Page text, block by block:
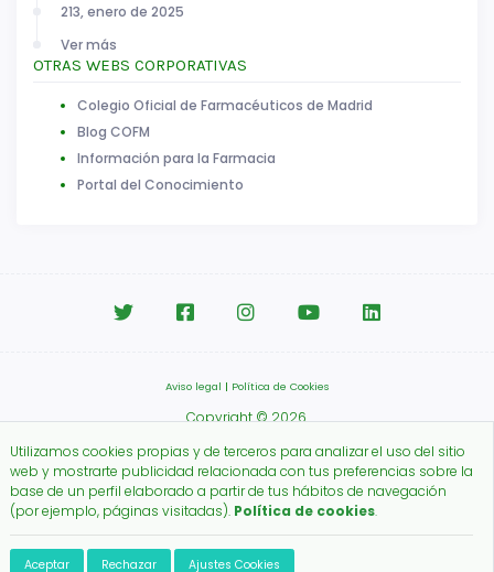
213, enero de 2025
Ver más
OTRAS WEBS CORPORATIVAS
Colegio Oficial de Farmacéuticos de Madrid
Blog COFM
Información para la Farmacia
Portal del Conocimiento
Aviso legal | Política de Cookies
Copyright © 2026.
Utilizamos cookies propias y de terceros para analizar el uso del sitio
web y mostrarte publicidad relacionada con tus preferencias sobre la
base de un perfil elaborado a partir de tus hábitos de navegación
(por ejemplo, páginas visitadas). Política de cookies.
Aceptar Rechazar Ajustes Cookies